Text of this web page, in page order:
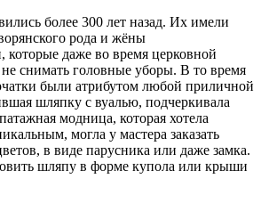
более 300 лет назад. Их имели
рода и жёны
которые даже во время церковной
снимать головные уборы. В то время
были атрибутом любой приличной
шляпку с вуалью, подчеркивала
модница, которая хотела
могла у мастера заказать
в виде парусника или даже замка.
шляпу в форме купола или крыши